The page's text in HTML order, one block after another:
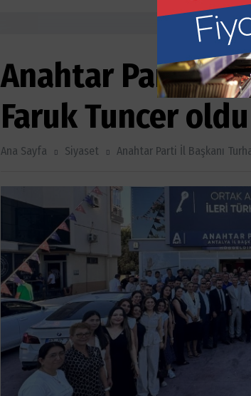
Anahtar Parti İl
Faruk Tuncer oldu
Ana Sayfa Siyaset Anahtar Parti İl Başkanı